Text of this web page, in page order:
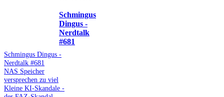
Schmingus
Dingus -
Nerdtalk
#681
Schmingus Dingus -
Nerdtalk #681
NAS Speicher
versprechen zu viel
Kleine KI-Skandale -